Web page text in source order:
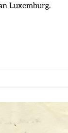
Luxemburg.